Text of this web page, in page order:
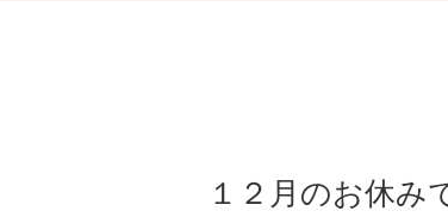
１２月のお休み